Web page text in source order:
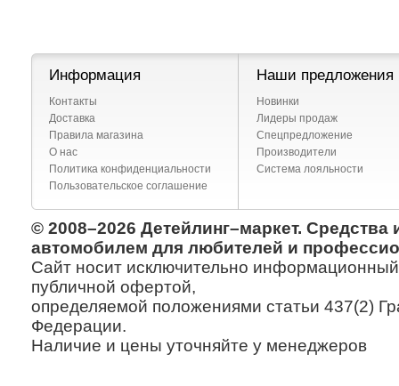
Информация
Контакты
Доставка
Правила магазина
О нас
Политика конфиденциальности
Пользовательское соглашение
Наши предложения
Новинки
Лидеры продаж
Спецпредложение
Производители
Система лояльности
© 2008–2026 Детейлинг–маркет. Средства
автомобилем для любителей и
Сайт носит исключительно информационный
публичной офертой,
определяемой положениями статьи 437(2)
Федерации.
Наличие и цены уточняйте у менеджеров